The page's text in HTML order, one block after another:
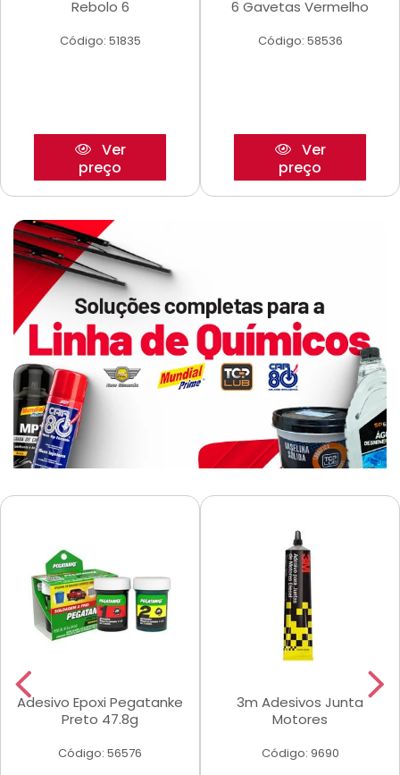
Rebolo 6
Código: 51835
Ver
preço
6 Gavetas Vermelho
Código: 58536
Ver
preço
Adesivo Epoxi Pegatanke
Preto 47.8g
Código: 56576
3m Adesivos Junta
Motores
Código: 9690